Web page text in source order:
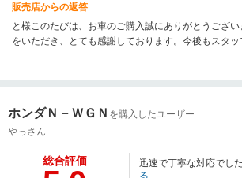
販売店からの返答
と様このたびは、お車のご購入誠にありがとうござ
をいただき、とても感謝しております。今後もスタ
ホンダＮ－ＷＧＮ を購入したユーザー
やっさん
総合評価 迅速で丁寧な対応でした
る